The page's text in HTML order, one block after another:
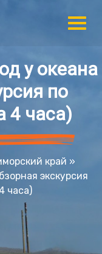
у океана
по
4 часа)
край »
экскурсия
часа)